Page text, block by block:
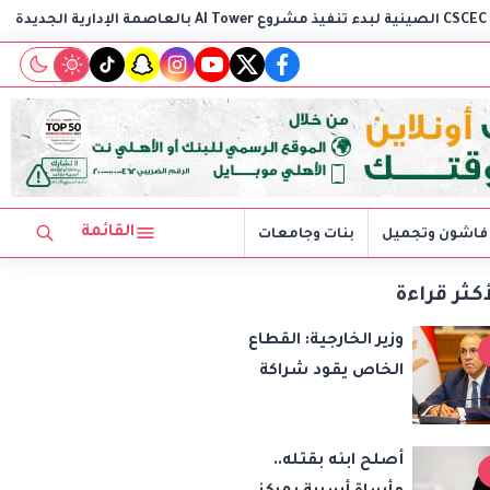
وزير الخارجية:
facebook
twitter
youtube
instagram
snapchat
tiktok
فاشون وتجميل بنات وجامعات القائمة
قراءة
وزير الخارجية: القطاع
الخاص يقود شراكة
جديدة
أصلح ابنه بقتله..